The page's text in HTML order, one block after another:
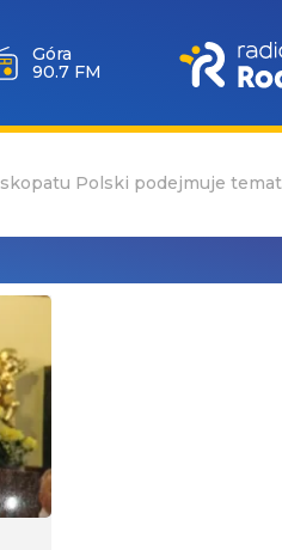
Góra
90.7 FM
Polski podejmuje